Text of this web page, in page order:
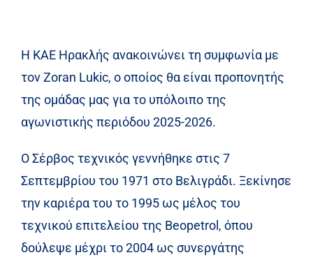
Η ΚΑΕ Ηρακλής ανακοινώνει τη συμφωνία με
τον Zoran Lukic, ο οποίος θα είναι προπονητής
της ομάδας μας για το υπόλοιπο της
αγωνιστικής περιόδου 2025-2026.
Ο Σέρβος τεχνικός γεννήθηκε στις 7
Σεπτεμβρίου του 1971 στο Βελιγράδι. Ξεκίνησε
την καριέρα του το 1995 ως μέλος του
τεχνικού επιτελείου της Beopetrol, όπου
δούλεψε μέχρι το 2004 ως συνεργάτης